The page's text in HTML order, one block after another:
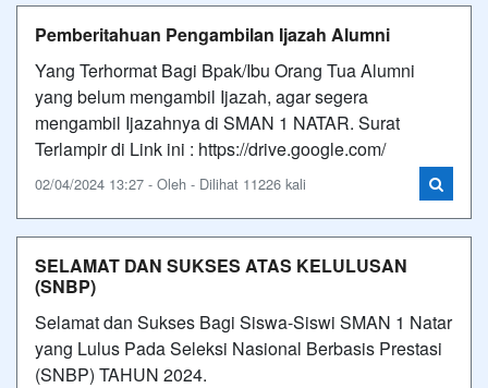
Pemberitahuan Pengambilan Ijazah Alumni
Yang Terhormat Bagi Bpak/Ibu Orang Tua Alumni
yang belum mengambil Ijazah, agar segera
mengambil Ijazahnya di SMAN 1 NATAR. Surat
Terlampir di Link ini : https://drive.google.com/
02/04/2024 13:27 - Oleh - Dilihat 11226 kali
SELAMAT DAN SUKSES ATAS KELULUSAN
(SNBP)
Selamat dan Sukses Bagi Siswa-Siswi SMAN 1 Natar
yang Lulus Pada Seleksi Nasional Berbasis Prestasi
(SNBP) TAHUN 2024.